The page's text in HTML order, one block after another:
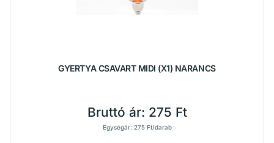
GYERTYA CSAVART MIDI (X1) NARANCS
Bruttó ár: 275 Ft
Egységár: 275 Ft/darab